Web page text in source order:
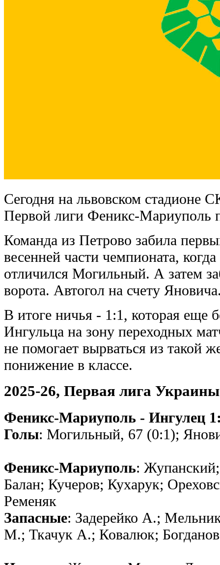
Сегодня на львовском стадионе
Первой лиги Феникс-Мариуполь
Команда из Петрово забила
весенней части чемпионата,
отличился Могильный. А затем
ворота. Автогол на счету
В итоге ничья - 1:1, которая еще
Ингульца на зону переходных
не помогает вырваться из такой
понижение в классе.
2025-26, Первая лига Украины
Феникс-Мариуполь - Ингулец
Голы: Могильный, 67 (0:1);
Феникс-Мариуполь:
Балан; Кучеров; Кухарук;
Ременяк
Запасные: Задерейко А.;
М.; Ткачук А.; Ковалюк;